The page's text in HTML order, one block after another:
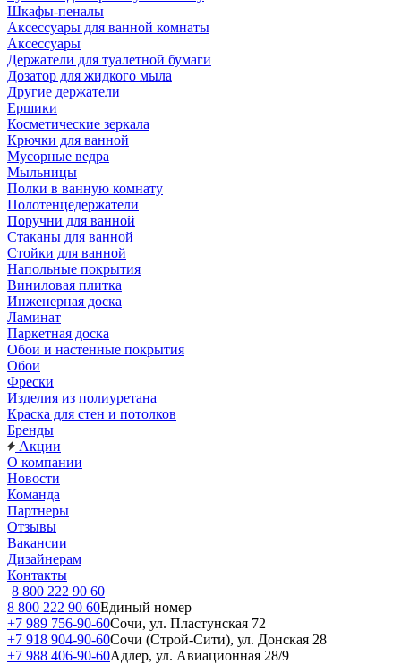
Шкафы-пеналы
Аксессуары для ванной комнаты
Аксессуары
Держатели для туалетной бумаги
Дозатор для жидкого мыла
Другие держатели
Ершики
Косметические зеркала
Крючки для ванной
Мусорные ведра
Мыльницы
Полки в ванную комнату
Полотенцедержатели
Поручни для ванной
Стаканы для ванной
Стойки для ванной
Напольные покрытия
Виниловая плитка
Инженерная доска
Ламинат
Паркетная доска
Обои и настенные покрытия
Обои
Фрески
Изделия из полиуретана
Краска для стен и потолков
Бренды
Акции
О компании
Новости
Команда
Партнеры
Отзывы
Вакансии
Дизайнерам
Контакты
8 800 222 90 60
8 800 222 90 60Единый номер
+7 989 756-90-60Сочи, ул. Пластунская 72
+7 918 904-90-60Сочи (Строй-Сити), ул. Донская 28
+7 988 406-90-60Адлер, ул. Авиационная 28/9